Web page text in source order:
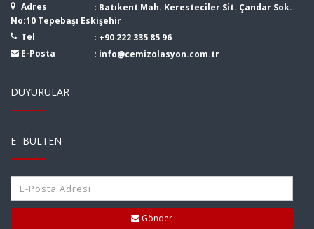
Adres : Batıkent Mah. Keresteciler Sit. Çandar Sok.
No:10 Tepebaşı Eskişehir
Tel
: +90 222 335 85 96
E-Posta
: info@cemizolasyon.com.tr
DUYURULAR
E- BÜLTEN
Gönder